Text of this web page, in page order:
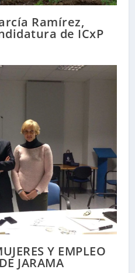
Ramírez,
de ICxP
Y EMPLEO
JARAMA